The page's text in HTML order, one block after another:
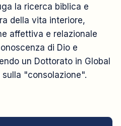
la ricerca biblica e
della vita interiore,
affettiva e relazionale
di Dio e
un Dottorato in Global
"consolazione".